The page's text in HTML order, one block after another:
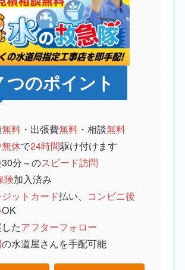
つのポイント
無料 ・出張費無料 ・相談無料
休で24時間駆け付けます
分～のスピード訪問
険加入済み
ジットカード払い、 コンビニ後
OK
たアフターフォロー
の水道屋さんを手配可能